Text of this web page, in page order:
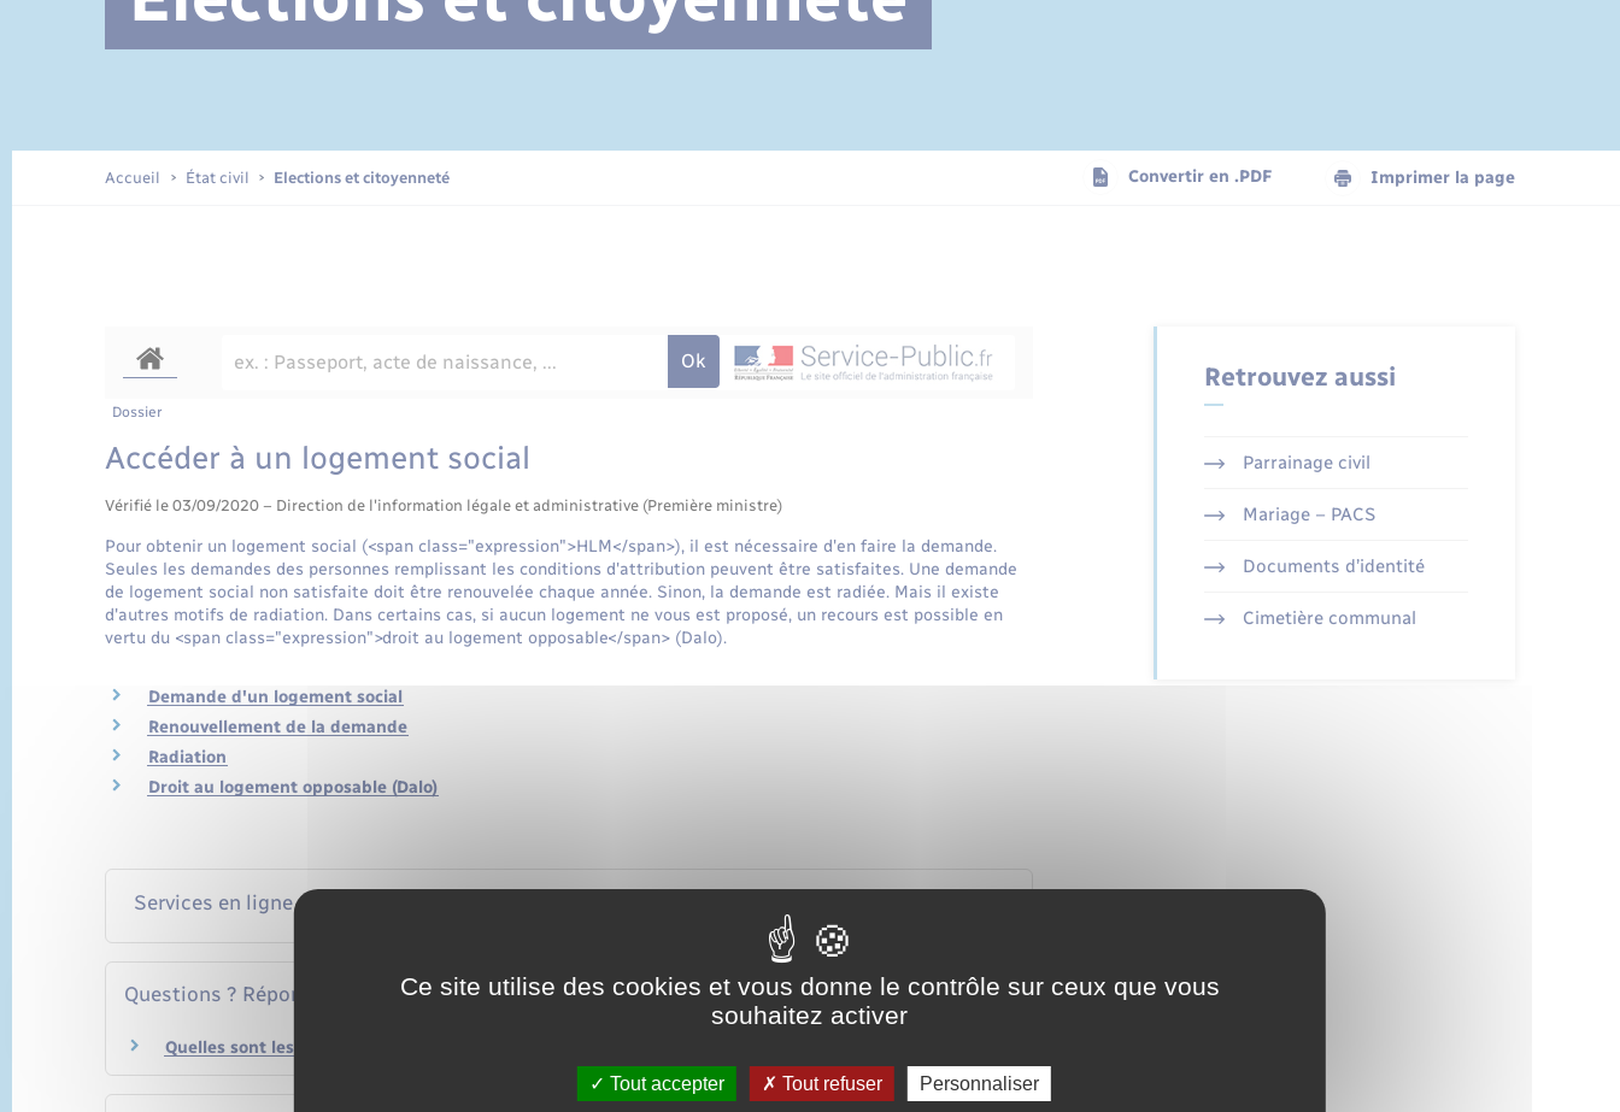
Documents d’identité Cimetière communal
Accueil État civil Elections et citoyenneté Convertir en .PDF Imprimer la page
Dossier
Accéder à un logement social
Vérifié le 03/09/2020 – Direction de l'information légale et administrative (Première ministre)
Pour obtenir un logement social (<span class="expression">HLM</span>), il est nécessaire d'en faire la demande.
Seules les demandes des personnes remplissant les conditions d'attribution peuvent être satisfaites. Une demande
de logement social non satisfaite doit être renouvelée chaque année. Sinon, la demande est radiée. Mais il existe
d'autres motifs de radiation. Dans certains cas, si aucun logement ne vous est proposé, un recours est possible en
vertu du <span class="expression">droit au logement opposable</span> (Dalo).
Demande d'un logement social
Renouvellement de la demande
Radiation
Droit au logement opposable (Dalo)
Services en ligne et formulaires
Questions ? Réponses !
Quelles sont les conditions pour obtenir un logement social ?
Retrouvez aussi
Parrainage civil
Mariage – PACS
Documents d’identité
Cimetière communal
Ce site utilise des cookies et vous donne le contrôle sur ceux que vous
souhaitez activer
Tout accepter Tout refuser Personnaliser